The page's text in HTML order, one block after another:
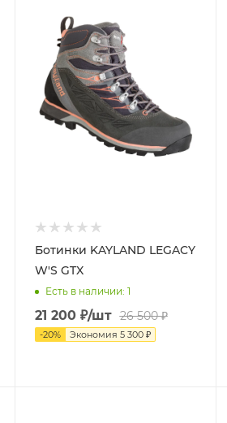
Ботинки KAYLAND LEGACY
W'S GTX
Есть в наличии: 1
21 200₽/шт 26 500₽
-20% Экономия 5 300₽